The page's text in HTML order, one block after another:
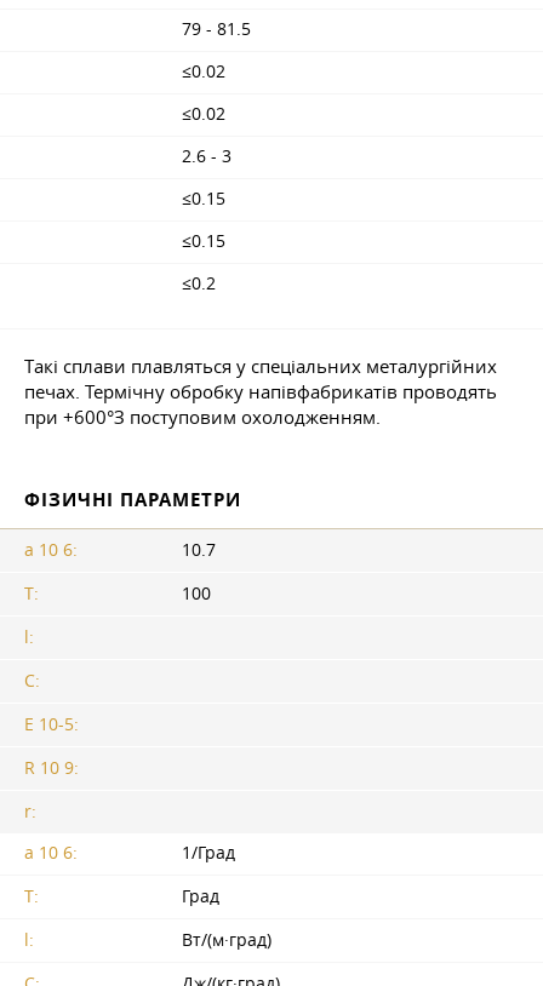
79 - 81.5
≤0.02
≤0.02
2.6 - 3
≤0.15
≤0.15
≤0.2
Такі сплави плавляться у спеціальних металургійних
печах. Термічну обробку напівфабрикатів проводять
при +600°З поступовим охолодженням.
ФІЗИЧНІ ПАРАМЕТРИ
a 10 6:
10.7
T:
100
l:
C:
E 10-5:
R 10 9:
r:
a 10 6:
1/Град
T:
Град
l:
Вт/(м·град)